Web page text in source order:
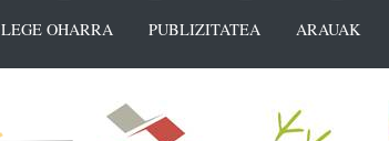
LEGE OHARRA PUBLIZITATEA ARAUAK